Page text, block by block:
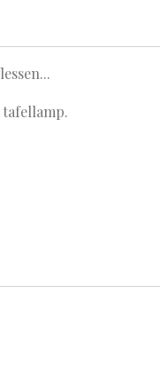
tafellamp.